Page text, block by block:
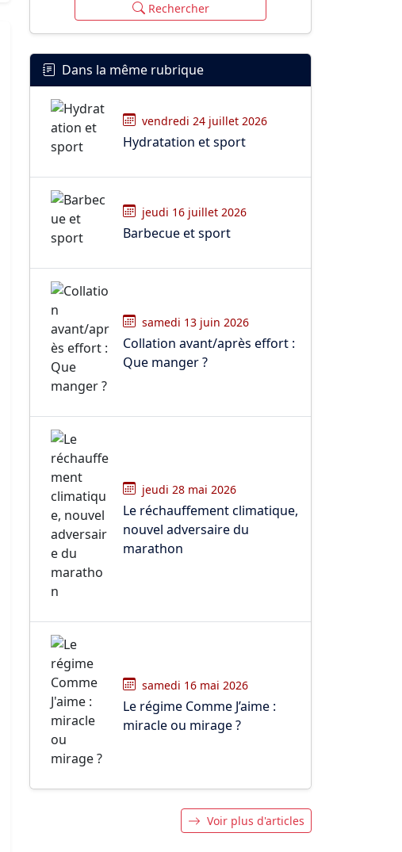
Rechercher
Dans la même rubrique
vendredi 24 juillet 2026
Hydratation et sport
jeudi 16 juillet 2026
Barbecue et sport
samedi 13 juin 2026
Collation avant/après effort :
Que manger ?
jeudi 28 mai 2026
Le réchauffement climatique,
nouvel adversaire du
marathon
samedi 16 mai 2026
Le régime Comme J’aime :
miracle ou mirage ?
Voir plus d'articles